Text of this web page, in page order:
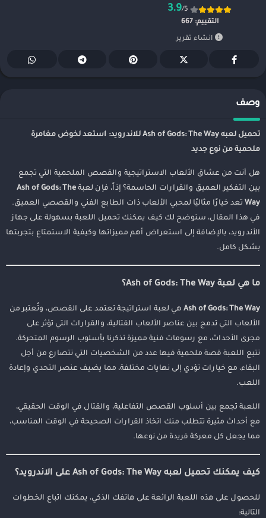
3.9/5
التقييم:667
انشاء تقرير
وصف
تحميل لعبه Ash of Gods: The Way للاندرويد: استعد لخوض مغامرة
ملحمية من نوع جديد
هل أنت من عشاق الألعاب الاستراتيجية والقصص الملحمية التي تجمع
بين التفكير العميق والقرارات الحاسمة؟ إذاً، فإن لعبة Ash of Gods: The
Way تعد خيارًا مثاليًا لمحبي الألعاب ذات الطابع الفني والقصصي العميق.
في هذا المقال، سنوضح لك كيف يمكنك تحميل اللعبة بسهولة على جهاز
الأندرويد، بالإضافة إلى استعراض أهم مميزاتها وكيفية الاستمتاع بتجربتها
بشكل كامل.
ما هي لعبة Ash of Gods: The Way؟
Ash of Gods: The Way هي لعبة استراتيجة تعتمد على القصص، وتُعتبر من
الألعاب التي تدمج بين عناصر الألعاب القتالية، والقرارات التي تؤثر على
مجرى الأحداث، مع رسومات فنية مميزة تذكرنا بأسلوب الرسوم المتحركة.
تتبع اللعبة قصة ملحمية فيها عدد من الشخصيات التي تتصارع من أجل
البقاء، مع خيارات تؤدي إلى نهايات مختلفة، مما يضيف عنصر التحدي وإعادة
اللعب.
اللعبة تجمع بين أسلوب القصص التفاعلية، والقتال في الوقت الحقيقي،
مع أحداث مثيرة تتطلب منك اتخاذ القرارات الصحيحة في الوقت المناسب،
مما يجعل كل معركة فريدة من نوعها.
كيف يمكنك تحميل لعبه Ash of Gods: The Way على الاندرويد؟
للحصول على هذه اللعبة الرائعة على هاتفك الذكي، يمكنك اتباع الخطوات
التالية: